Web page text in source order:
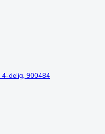
4-delig, 900484